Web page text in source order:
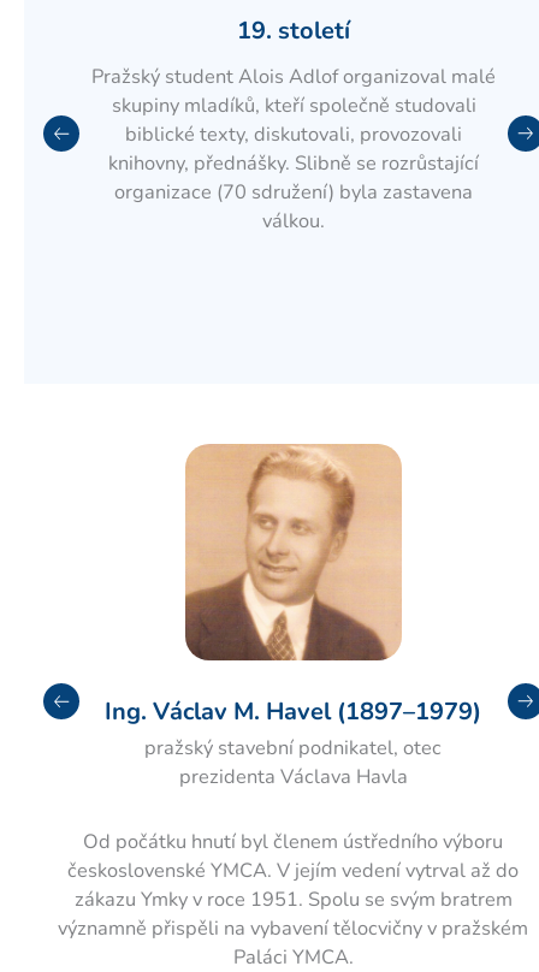
19. století
Pražský student Alois Adlof organizoval malé
skupiny mladíků, kteří společně studovali
biblické texty, diskutovali, provozovali
knihovny, přednášky. Slibně se rozrůstající
organizace (70 sdružení) byla zastavena
válkou.
Pre
Ing. Václav M. Havel (1897–1979)
pražský stavební podnikatel, otec
prezidenta Václava Havla
Od počátku hnutí byl členem ústředního výboru
československé YMCA. V jejím vedení vytrval až do
zákazu Ymky v roce 1951. Spolu se svým bratrem
významně přispěli na vybavení tělocvičny v pražském
Paláci YMCA.
Pre